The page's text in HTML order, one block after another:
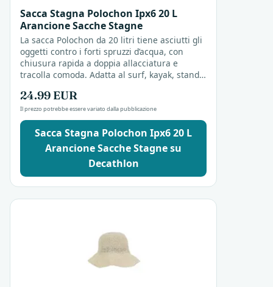
Sacca Stagna Polochon Ipx6 20 L
Arancione Sacche Stagne
La sacca Polochon da 20 litri tiene asciutti gli
oggetti contro i forti spruzzi d’acqua, con
chiusura rapida a doppia allacciatura e
tracolla comoda. Adatta al surf, kayak, stand
dove...
24.99 EUR
Il prezzo potrebbe essere variato dalla pubblicazione
Sacca Stagna Polochon Ipx6 20 L
Arancione Sacche Stagne su
Decathlon